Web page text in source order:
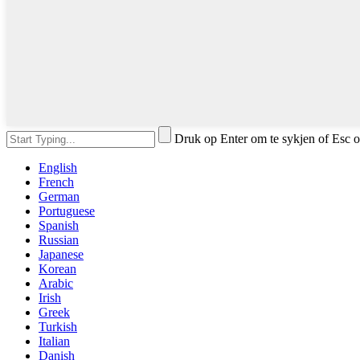
Druk op Enter om te sykjen of Esc
English
French
German
Portuguese
Spanish
Russian
Japanese
Korean
Arabic
Irish
Greek
Turkish
Italian
Danish